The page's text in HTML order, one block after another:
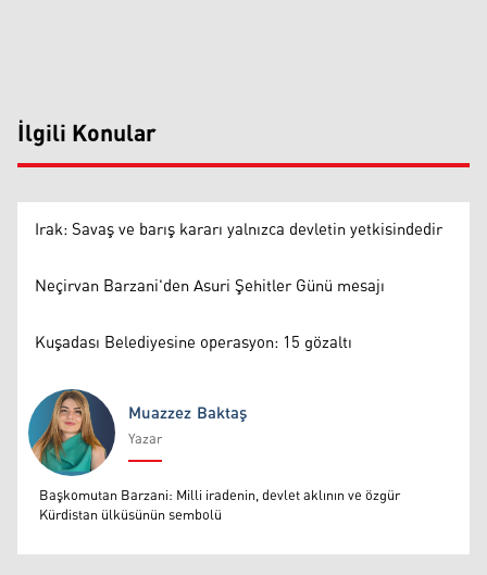
İlgili Konular
Irak: Savaş ve barış kararı yalnızca devletin yetkisindedir
Neçirvan Barzani'den Asuri Şehitler Günü mesajı
Kuşadası Belediyesine operasyon: 15 gözaltı
Muazzez Baktaş
Muazzez Baktaş
Yazar
Başkomutan Barzani: Milli iradenin, devlet aklının ve özgür
Kürdistan ülküsünün sembolü